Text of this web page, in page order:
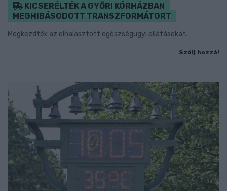
KICSERÉLTÉK A GYŐRI KÓRHÁZBAN
MEGHIBÁSODOTT TRANSZFORMÁTORT
Megkezdték az elhalasztott egészségügyi ellátásokat.
Szólj hozzá!